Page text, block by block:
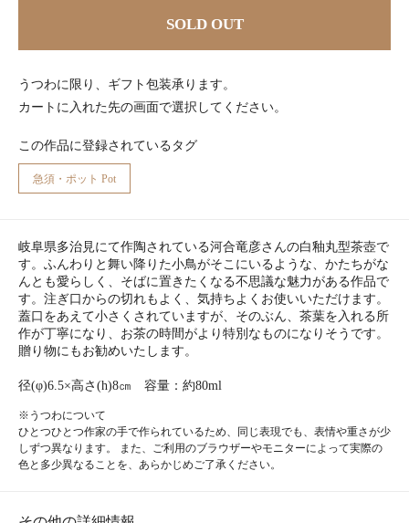
SOLD OUT
うつわに限り、ギフト包装承ります。
カートに入れた先の画面で選択してください。
この作品に登録されているタグ
急須・ポット Pot
岐阜県多治見にて作陶されている河合竜彦さんの白釉丸型茶壺で
す。ふんわりと舞い降りた小鳥がそこにいるような、かたちがな
んとも愛らしく、そばに置きたくなる不思議な魅力がある作品で
す。注ぎ口からの切れもよく、気持ちよくお使いいただけます。
蓋口をあえて小さくされていますが、そのぶん、茶葉を入れる所
作が丁寧になり、お茶の時間がより特別なものになりそうです。
贈り物にもお勧めいたします。
径(φ)6.5×高さ(h)8㎝ 容量：約80ml
※うつわについて
ひとつひとつ作家の手で作られているため、同じ表現でも、表情や重さが少
しずつ異なります。 また、ご利用のブラウザーやモニターによって実際の
色と多少異なることを、あらかじめご了承ください。